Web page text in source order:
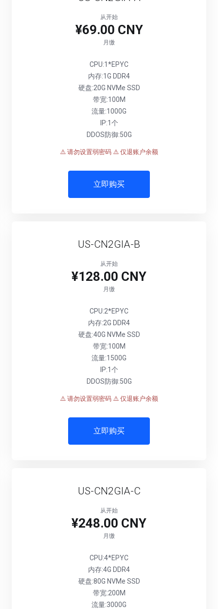
从开始
¥69.00 CNY
月缴
CPU:1*EPYC
内存:1G DDR4
硬盘:20G NVMe SSD
带宽:100M
流量:1000G
IP:1个
DDOS防御:50G
⚠️ 请勿设置弱密码 ⚠️ 仅退账户余额
立即购买
US-CN2GIA-B
从开始
¥128.00 CNY
月缴
CPU:2*EPYC
内存:2G DDR4
硬盘:40G NVMe SSD
带宽:100M
流量:1500G
IP:1个
DDOS防御:50G
⚠️ 请勿设置弱密码 ⚠️ 仅退账户余额
立即购买
US-CN2GIA-C
从开始
¥248.00 CNY
月缴
CPU:4*EPYC
内存:4G DDR4
硬盘:80G NVMe SSD
带宽:200M
流量:3000G